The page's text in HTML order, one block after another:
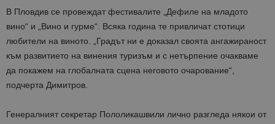
В Пловдив се провеждат фестивалите „ Дефиле на младото
вино“ и „Вино и гурме“. Всяка година те привличат стотици
любители на виното.
Градът ни е доказал своята ангажираност
към развитието на винения туризъм и с нетърпение очакваме
да покажем на глобалната сцена неговото очарование“,
подчерта Димитров.
Генералният секретар Пололикашвили лично разгледа някои от